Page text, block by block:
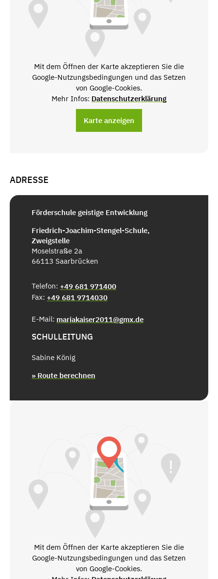
Mit dem Öffnen der Karte akzeptieren Sie die
Google-Nutzungsbedingungen und das Setzen
von Google-Cookies.
Mehr Infos: Datenschutzerklärung
Karte anzeigen
ADRESSE
Förderschule geistige Entwicklung
Friedrich-Joachim-Stengel-Schule,
Zweigstelle
Moselstraße 2a
66113 Saarbrücken
Telefon: +49 681 971400
Fax: +49 681 9714030
E-Mail: mariakaiser2011@gmx.de
SCHULLEITUNG
Sabine König
» Route berechnen
Mit dem Öffnen der Karte akzeptieren Sie die
Google-Nutzungsbedingungen und das Setzen
von Google-Cookies.